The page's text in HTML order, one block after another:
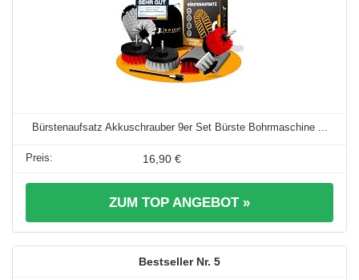
Bürstenaufsatz Akkuschrauber 9er Set Bürste Bohrmaschine ...
16,90 €
ZUM TOP ANGEBOT »
5